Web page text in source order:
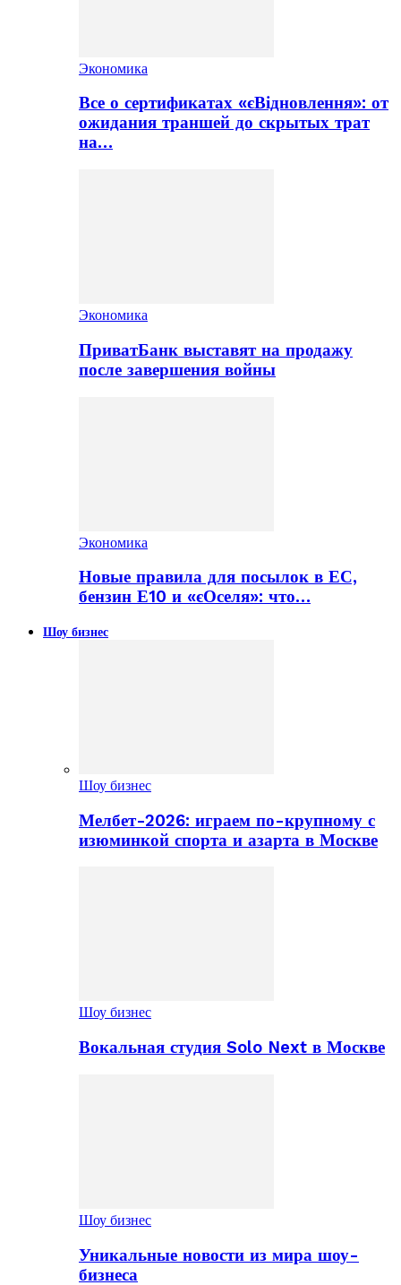
Экономика
Все о сертификатах «єВідновлення»: от
ожидания траншей до скрытых трат
на…
Экономика
ПриватБанк выставят на продажу
после завершения войны
Экономика
Новые правила для посылок в ЕС,
бензин Е10 и «єОселя»: что…
Шоу бизнес
Шоу бизнес
Мелбет-2026: играем по-крупному с
изюминкой спорта и азарта в Москве
Шоу бизнес
Вокальная студия Solo Next в Москве
Шоу бизнес
Уникальные новости из мира шоу-
бизнеса